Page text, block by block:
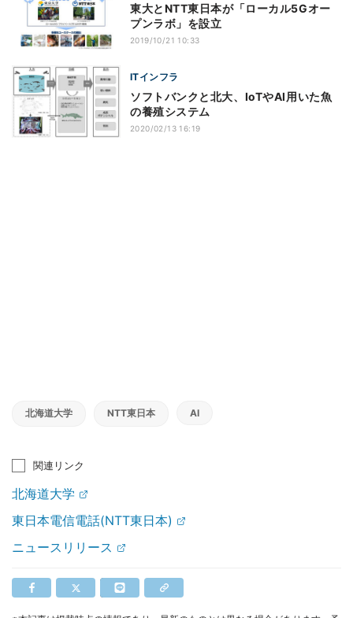
東大とNTT東日本が「ローカル5Gオー
プンラボ」を設立
2019/10/21 10:33
ITインフラ
ソフトバンクと北大、IoTやAI用いた魚
の養殖システム
2020/02/13 16:19
北海道大学 NTT東日本 AI
関連リンク
北海道大学
東日本電信電話(NTT東日本)
ニュースリリース